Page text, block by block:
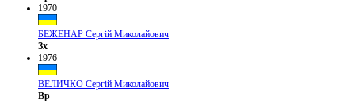
1970
БЕЖЕНАР Сергій Миколайович
Зх
1976
ВЕЛИЧКО Сергій Миколайович
Вр